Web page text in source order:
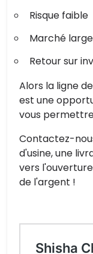
Risque faible
Marché large
Retour sur
Alors la ligne
est une
vous
Contactez-
d'usine, une
vers
de l'argent !